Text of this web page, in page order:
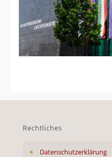
Rechtliches
Datenschutzerklärung